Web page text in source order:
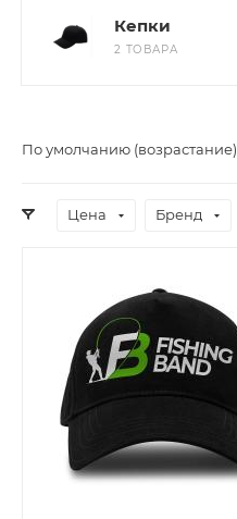
Кепки
2 ТОВАРА
По умолчанию (возрастание)
Цена Бренд